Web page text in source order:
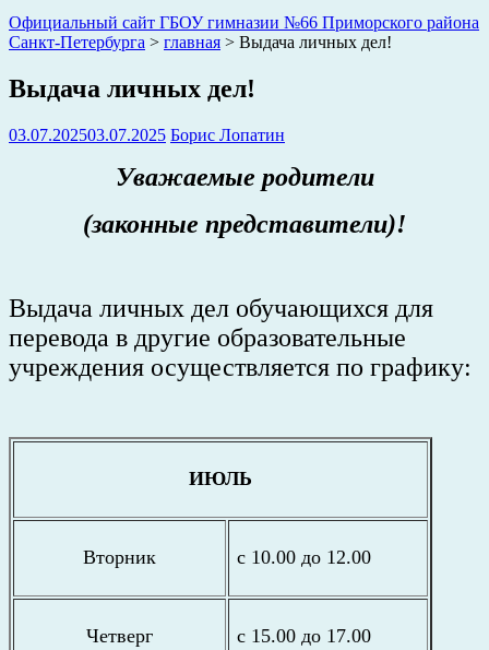
Официальный сайт ГБОУ гимназии №66 Приморского района
Санкт-Петербурга > главная > Выдача личных дел!
Выдача личных дел!
03.07.202503.07.2025 Борис Лопатин
Уважаемые родители
(законные представители)!
Выдача личных дел обучающихся для
перевода в другие образовательные
учреждения осуществляется по графику:
ИЮЛЬ
Вторник с 10.00 до 12.00
Четверг с 15.00 до 17.00